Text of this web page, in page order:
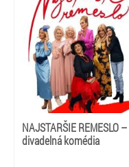
NAJSTARŠIE REMESLO –
divadelná komédia